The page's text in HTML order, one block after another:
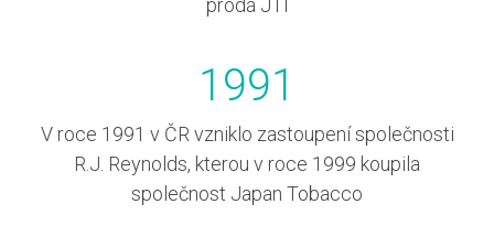
prodá JTI
1991
V roce 1991 v ČR vzniklo zastoupení společnosti
R.J. Reynolds, kterou v roce 1999 koupila
společnost Japan Tobacco